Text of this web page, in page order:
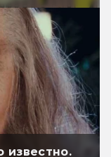
известно.